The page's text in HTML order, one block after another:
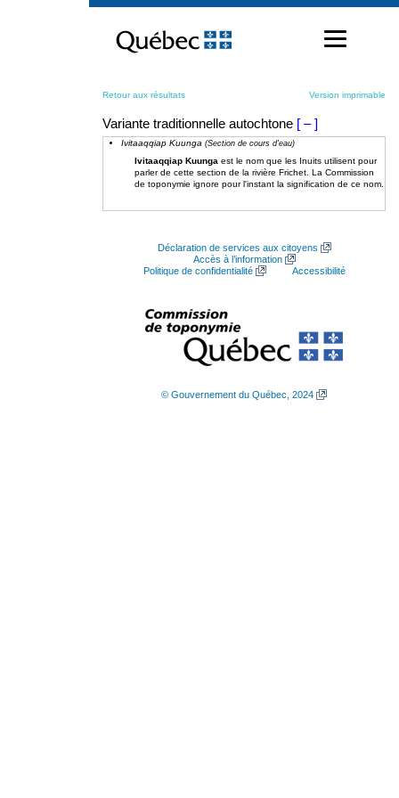
contenu
Retour aux résultats Version imprimable
Variante traditionnelle autochtone [ – ]
Ivitaaqqiap Kuunga (Section de cours d'eau)
Ivitaaqqiap Kuunga est le nom que les Inuits utilisent pour
parler de cette section de la rivière Frichet. La Commission
de toponymie ignore pour l'instant la signification de ce nom.
Déclaration de services aux citoyens
Accès à l’information
Politique de confidentialité
Accessibilité
© Gouvernement du Québec, 2024